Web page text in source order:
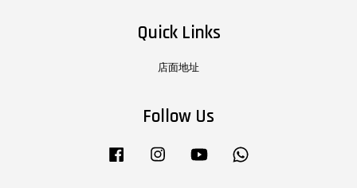
Quick Links
店面地址
Follow Us
Facebook Instagram YouTube